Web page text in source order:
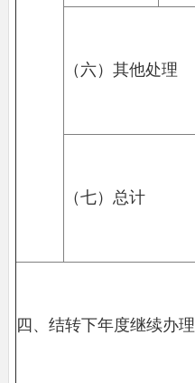
（六）其他处理
（七）总计
四、结转下年度继续办理